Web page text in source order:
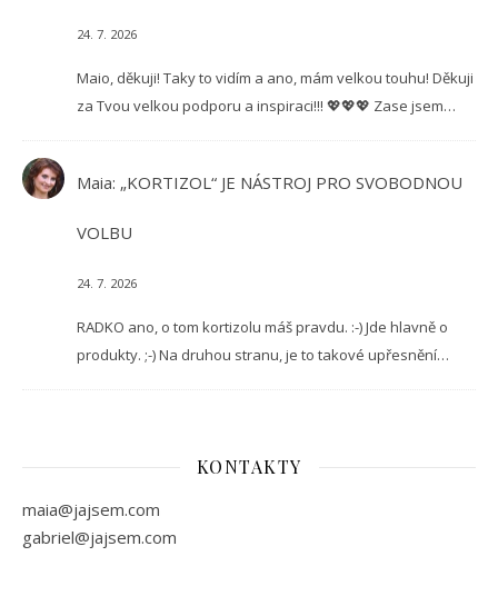
24. 7. 2026
Maio, děkuji! Taky to vidím a ano, mám velkou touhu! Děkuji
za Tvou velkou podporu a inspiraci!!! 💖💖💖 Zase jsem…
Maia: „KORTIZOL“ JE NÁSTROJ PRO SVOBODNOU
VOLBU
24. 7. 2026
RADKO ano, o tom kortizolu máš pravdu. :-) Jde hlavně o
produkty. ;-) Na druhou stranu, je to takové upřesnění…
KONTAKTY
maia@jajsem.com
gabriel@jajsem.com